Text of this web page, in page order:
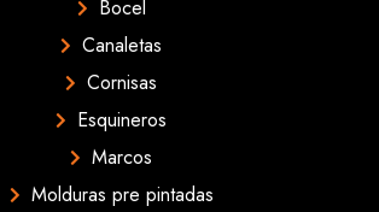
Bocel
Canaletas
Cornisas
Esquineros
Marcos
Molduras pre pintadas